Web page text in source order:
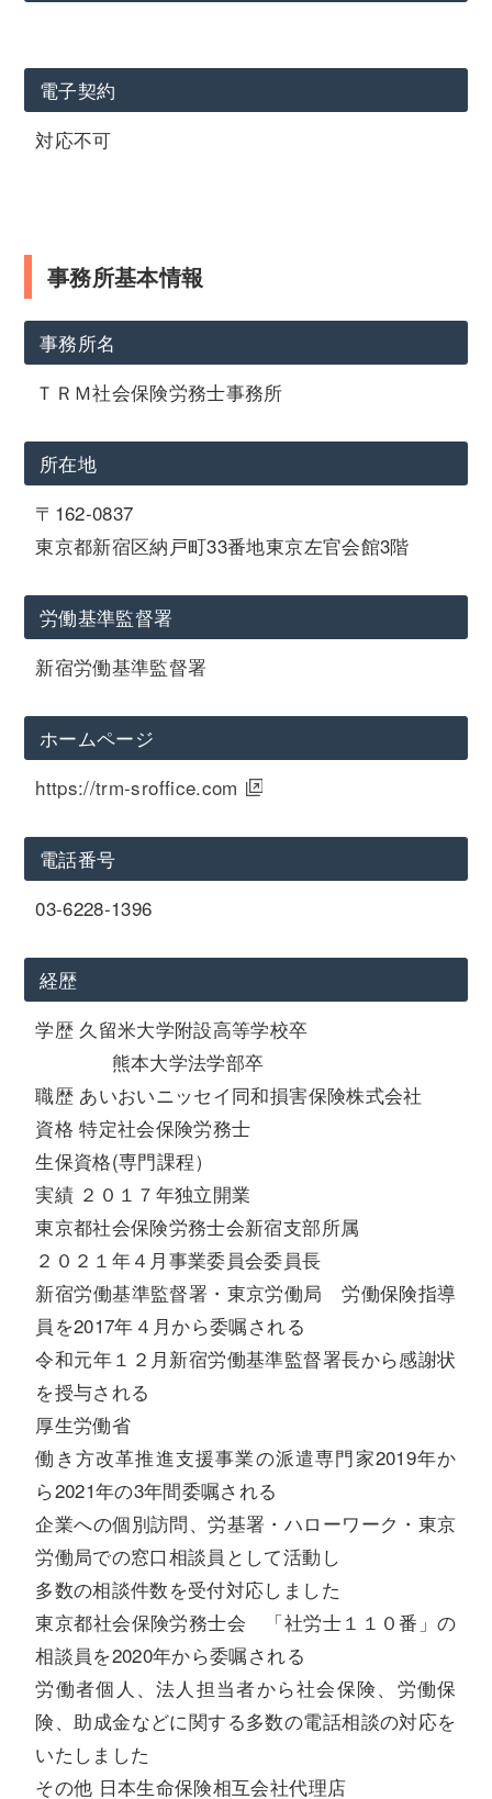
電子契約
対応不可
事務所基本情報
事務所名
ＴＲＭ社会保険労務士事務所
所在地
〒162-0837
東京都新宿区納戸町33番地東京左官会館3階
労働基準監督署
新宿労働基準監督署
ホームページ
https://trm-sroffice.com
電話番号
03-6228-1396
経歴
学歴 久留米大学附設高等学校卒
熊本大学法学部卒
職歴 あいおいニッセイ同和損害保険株式会社
資格 特定社会保険労務士
生保資格(専門課程）
実績 ２０１７年独立開業
東京都社会保険労務士会新宿支部所属
２０２１年４月事業委員会委員長
新宿労働基準監督署・東京労働局 労働保険指導
員を2017年４月から委嘱される
令和元年１２月新宿労働基準監督署長から感謝状
を授与される
厚生労働省
働き方改革推進支援事業の派遣専門家2019年か
ら2021年の3年間委嘱される
企業への個別訪問、労基署・ハローワーク・東京
労働局での窓口相談員として活動し
多数の相談件数を受付対応しました
東京都社会保険労務士会 「社労士１１０番」の
相談員を2020年から委嘱される
労働者個人、法人担当者から社会保険、労働保
険、助成金などに関する多数の電話相談の対応を
いたしました
その他 日本生命保険相互会社代理店